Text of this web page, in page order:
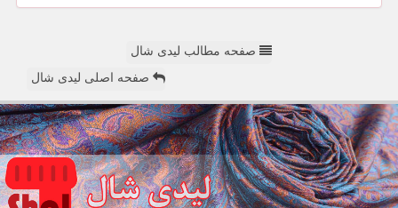
صفحه مطالب لیدی شال
صفحه اصلی لیدی شال